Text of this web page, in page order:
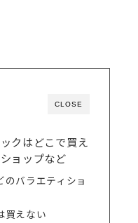
CLOSE
クはどこで買え
ョップなど
のバラエティショ
買えない